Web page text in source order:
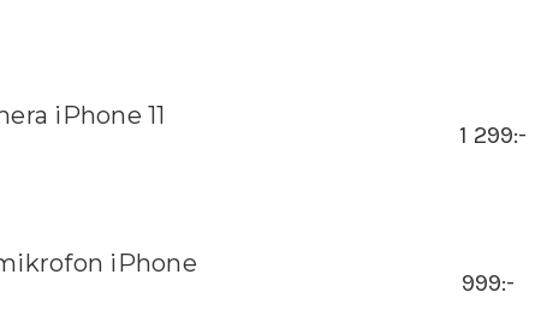
iPhone 11
1 299:-
iPhone
999:-